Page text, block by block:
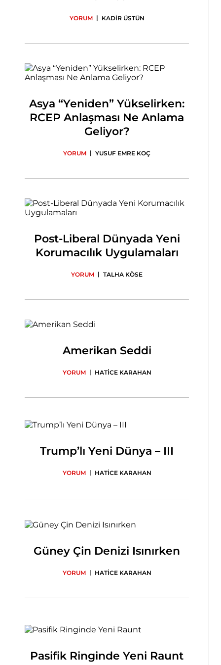
YORUM | KADİR ÜSTÜN
Asya “Yeniden” Yükselirken:
RCEP Anlaşması Ne Anlama
Geliyor?
YORUM | YUSUF EMRE KOÇ
Post-Liberal Dünyada Yeni
Korumacılık Uygulamaları
YORUM | TALHA KÖSE
Amerikan Seddi
YORUM | HATİCE KARAHAN
Trump’lı Yeni Dünya – III
YORUM | HATİCE KARAHAN
Güney Çin Denizi Isınırken
YORUM | HATİCE KARAHAN
Pasifik Ringinde Yeni Raunt